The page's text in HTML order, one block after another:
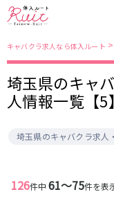
キャバクラ求人なら体入ルート >
埼玉県のキャ
人情報一覧【5】
埼玉県のキャバクラ求人
126件中 61〜75件を表
東京都
錦糸町・亀戸
立川
東京メトロ日比
秋葉原駅
広尾駅